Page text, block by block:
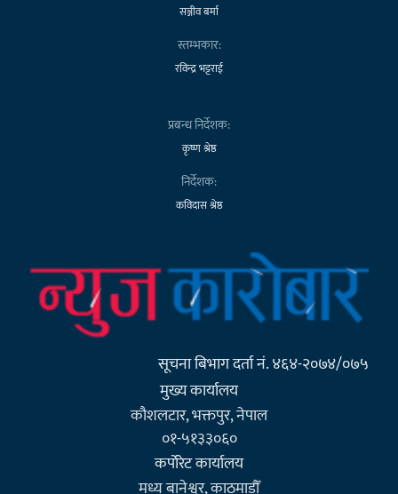
सञ्जीव बर्मा
स्तम्भकार:
रविन्द्र भट्टराई
प्रबन्ध निर्देशक:
कृष्ण श्रेष्ठ
निर्देशक:
कविदास श्रेष्ठ
सूचना बिभाग दर्ता नं. ४६४-२०७४/०७५
मुख्य कार्यालय
कौशलटार, भक्तपुर, नेपाल
०१-५१३३०६०
कर्पाेरेट कार्यालय
मध्य बानेश्वर, काठमाडौँ